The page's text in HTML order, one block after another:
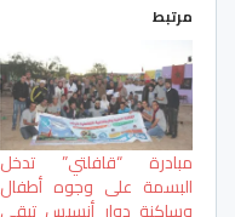
مرتبط
مبادرة “قافلتي” تدخل
البسمة على وجوه أطفال